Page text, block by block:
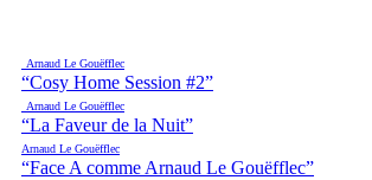
Arnaud Le Gouëfflec
“Cosy Home Session #2”
Arnaud Le Gouëfflec
“La Faveur de la Nuit”
Arnaud Le Gouëfflec
“Face A comme Arnaud Le Gouëfflec”